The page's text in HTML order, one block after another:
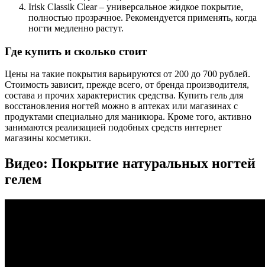
Irisk Classik Clear – универсальное жидкое покрытие,
полностью прозрачное. Рекомендуется применять, когда
ногти медленно растут.
Где купить и сколько стоит
Цены на такие покрытия варьируются от 200 до 700 рублей.
Стоимость зависит, прежде всего, от бренда производителя,
состава и прочих характеристик средства. Купить гель для
восстановления ногтей можно в аптеках или магазинах с
продуктами специально для маникюра. Кроме того, активно
занимаются реализацией подобных средств интернет
магазины косметики.
Видео: Покрытие натуральных ногтей
гелем